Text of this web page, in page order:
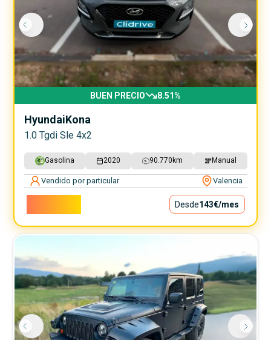
BUEN PRECIO 8.51%
HyundaiKona
1.0 Tgdi Sle 4x2
Gasolina 2020 90.770 km Manual
Vendido por particular Valencia
Desde143€/mes